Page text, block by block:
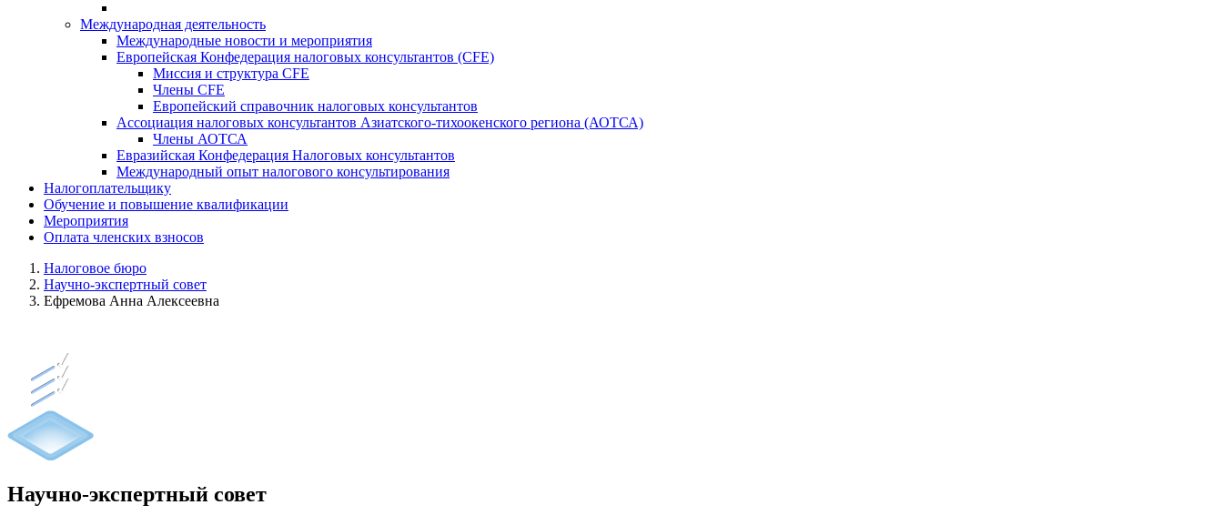
Международная деятельность
Международные новости и мероприятия
Европейская Конфедерация налоговых консультантов (CFE)
Миссия и структура CFE
Члены CFE
Европейский справочник налоговых консультантов
Ассоциация налоговых консультантов Азиатского-тихоокенского региона (АОТСА)
Члены АОТСА
Евразийская Конфедерация Налоговых консультантов
Международный опыт налогового консультирования
Налогоплательщику
Обучение и повышение квалификации
Мероприятия
Оплата членских взносов
Налоговое бюро
Научно-экспертный совет
Ефремова Анна Алексеевна
Научно-экспертный совет